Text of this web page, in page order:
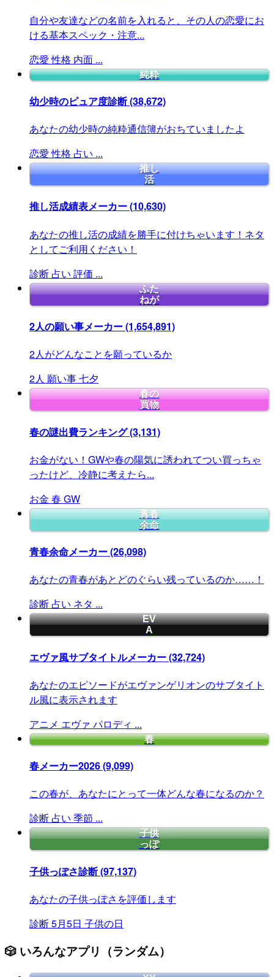
自分や友達などの名前を入れると、その人の恋愛にお
ける基本スペック・注意...
恋愛 性格 内面 ...
純粋
幼少時のピュア度診断(38,672)
あなたの幼少時の純粋通信簿がおちていましたよ
恋愛 性格 占い ...
推し
活
推し活成績表メーカー(10,630)
あなたの推し活の成績を勝手に付けちゃいます！ネタ
としてご利用ください！
診断 占い 評価 ...
ふた
ねが
2人の願い事メーカー(1,654,891)
2人がどんなことを願っているか
2人 願い事七夕
春の
買物
春の謎出費ランキング(3,131)
お金がない！GWや春の陽気に誘われてつい買っちゃ
ったけど、冷静に考えたら...
お金 春 GW
青春
余命
青春余命メーカー(26,098)
あなたの青春があとどのぐらい残っているのか……！
診断 占い ネタ ...
EV
A
エヴァ風サブタイトルメーカー(32,724)
あなたのエピソードがエヴァンゲリオンのサブタイト
ル風に表示されます
アニメ エヴァ パロディ ...
春
春メーカー2026(9,099)
この春が、あなたにとって一体どんな春になるのか？
診断 占い 季節 ...
子供
っぽ
子供っぽさ診断(97,137)
あなたの子供っぽさを評価します
診断5月5日 子供の日
🎲 いろんなアプリ（ランダム）